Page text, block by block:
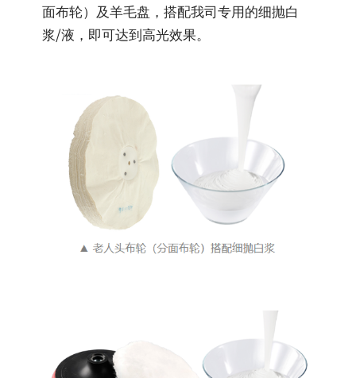
面布轮）及羊毛盘，搭配我司专用的细抛白
浆/液，即可达到高光效果。